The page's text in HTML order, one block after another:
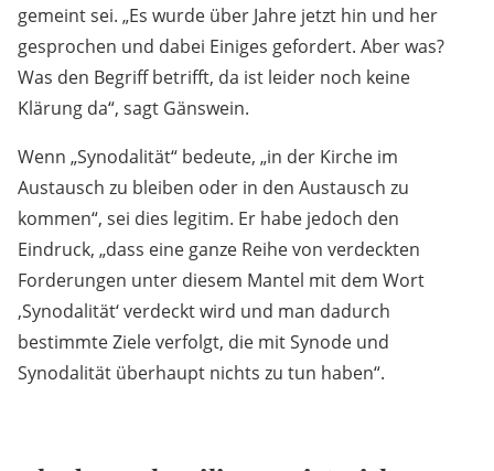
gemeint sei. „Es wurde über Jahre jetzt hin und her
gesprochen und dabei Einiges gefordert. Aber was?
Was den Begriff betrifft, da ist leider noch keine
Klärung da“, sagt Gänswein.
Wenn „Synodalität“ bedeute, „in der Kirche im
Austausch zu bleiben oder in den Austausch zu
kommen“, sei dies legitim. Er habe jedoch den
Eindruck, „dass eine ganze Reihe von verdeckten
Forderungen unter diesem Mantel mit dem Wort
‚Synodalität‘ verdeckt wird und man dadurch
bestimmte Ziele verfolgt, die mit Synode und
Synodalität überhaupt nichts zu tun haben“.